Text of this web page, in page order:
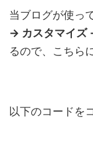
当ブログが使っ
→ カスタマイズ
るので、こちら
以下のコードを